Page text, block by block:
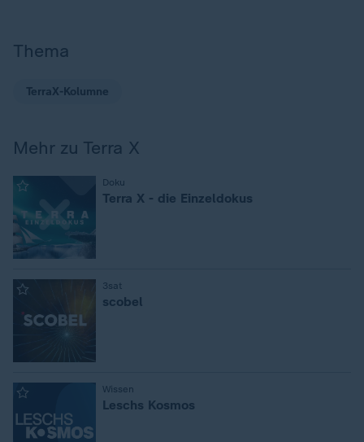
Thema
TerraX-Kolumne
Mehr zu Terra X
Doku
Terra X - die Einzeldokus
3sat
scobel
Wissen
Leschs Kosmos